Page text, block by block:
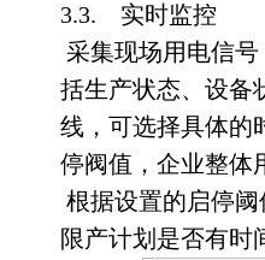
3.3. 实时监控
采集现场用电信
括生产状态、设备
线，可选择具体的
停阀值，企业整体
根据设置的启停
限产计划是否有时